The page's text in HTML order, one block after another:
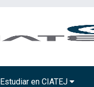
Estudiar en CIATEJ